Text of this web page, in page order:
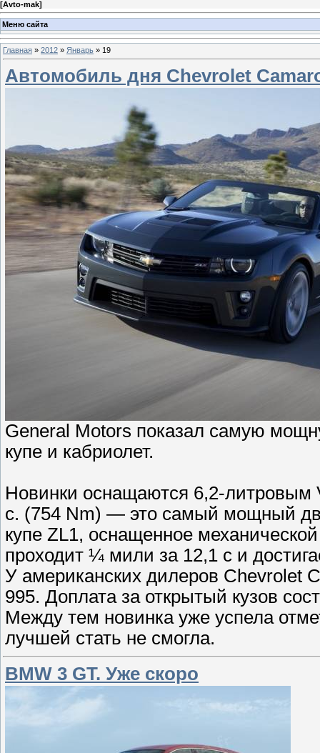
[Avto-mak]
Меню сайта
Главная » 2012 » Январь » 19
Автомобиль дня Chevrolet
General Motors показал самую
купе и кабриолет.
Новинки оснащаются 6,2-литровым
с. (754 Nm) — это самый мощный
купе ZL1, оснащенное
проходит ¼ мили за 12,1 с и
У американских дилеров Chevrolet
995. Доплата за открытый кузов
Между тем новинка уже успела
лучшей стать не смогла.
BMW 3 GT. Уже скоро